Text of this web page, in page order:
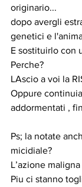
originario...
dopo avergli
genetici e
E sostituirlo con
Perche?
LAscio a voi la
Oppure
addormentati ,
Ps; la notate
micidiale?
L’azione
Piu ci stanno